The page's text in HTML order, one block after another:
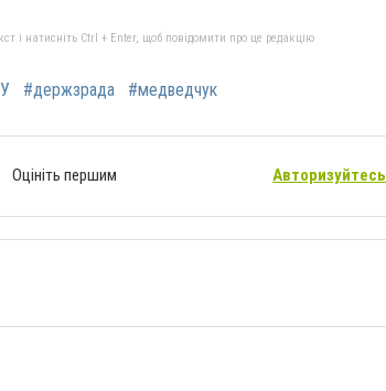
і натисніть Ctrl + Enter, щоб повідомити про це редакцію
#держзрада #медведчук
Оцініть першим Авторизуйтесь